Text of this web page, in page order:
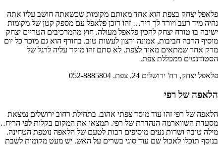
פלאפל יצחק בצפת הוא אחד מאותם מקומות שכשאתה חושב עליו אתה
נהיה מיד רעב ויורד לך ריר… זהו דוכן פלאפל עם מספק קטן של מקומות
ישיבה בו טורח יצחק להכין פלאפל מעולה. חוץ מהמרכיבים הטריים יצחק
מוסיף הרבה חביבות, אמונה ורצון לעשות טוב. בחורף הוא גם מוכר כל יום
מרק אחר שמתאים מאוד לצפת. לא סתם זהו מוקד עליה לרגל של
הסטודנטים ממכללת צפת.
פלאפל יצחק, רח' ירושלים 24, צפת. 052-8885804
הלאפה של רפי
הלאפה של רפי זהו עוד מוסד צפתי אהוב. בתחילת רחוב ירושלים נמצאת
מסעדת השווארמה הנהדרת של רפי. תמצאו את המקום בקלות לפי הריח…
מילה טובה ושרות נעים מוסיפים רבות לטעם של הלאפה נוטפת הטחינה.
בנוסף תוכלו לאכול שם עוד סוגי בשרים על האש. יש מעט מקומות לשבת